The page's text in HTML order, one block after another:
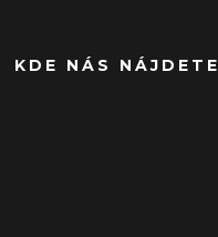
KDE NÁS NÁJDETE